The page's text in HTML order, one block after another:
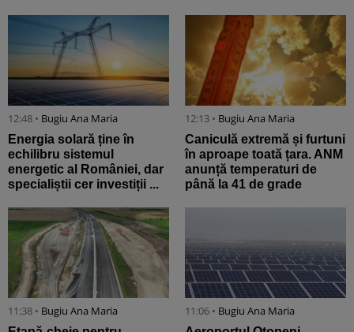
12:48 • Bugiu ⁠Ana Maria
Energia solară ține în
echilibru sistemul
energetic al României, dar
specialiștii cer investiții ...
12:13 • Bugiu ⁠Ana Maria
Caniculă extremă și furtuni
în aproape toată țara. ANM
anunță temperaturi de
până la 41 de grade
11:38 • Bugiu ⁠Ana Maria 11:06 • Bugiu ⁠Ana Maria